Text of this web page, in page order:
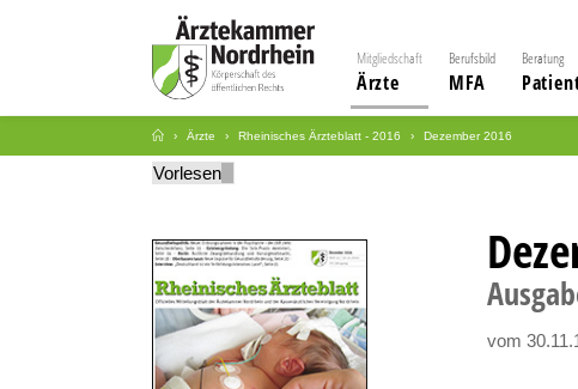
Mitgliedschaft
Ärzte
Berufsbild
MFA
Beratung
Ärzte Rheinisches Ärzteblatt - 2016 Dezember 2016
Vorlesen
vom